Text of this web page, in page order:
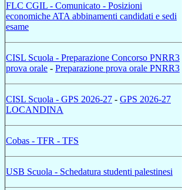
FLC CGIL - Comunicato - Posizioni
economiche ATA abbinamenti candidati e sedi
esame
CISL Scuola - Preparazione Concorso PNRR3
prova orale - Preparazione prova orale PNRR3
CISL Scuola - GPS 2026-27 - GPS 2026-27
LOCANDINA
Cobas - TFR - TFS
USB Scuola - Schedatura studenti palestinesi